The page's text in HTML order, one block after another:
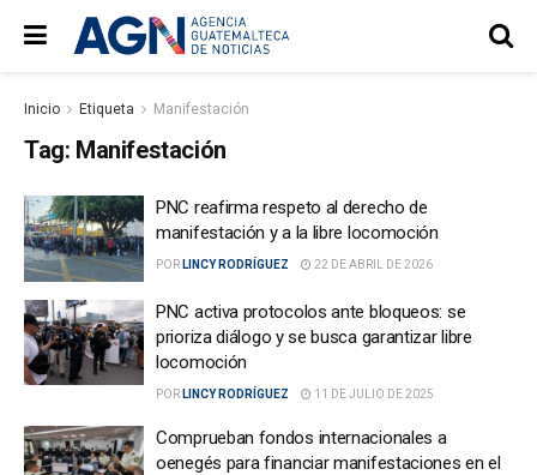
Inicio Etiqueta Manifestación
Tag: Manifestación
PNC reafirma respeto al derecho de
manifestación y a la libre locomoción
POR LINCY RODRÍGUEZ 22 DE ABRIL DE 2026
PNC activa protocolos ante bloqueos: se
prioriza diálogo y se busca garantizar libre
locomoción
POR LINCY RODRÍGUEZ 11 DE JULIO DE 2025
Comprueban fondos internacionales a
oenegés para financiar manifestaciones en el